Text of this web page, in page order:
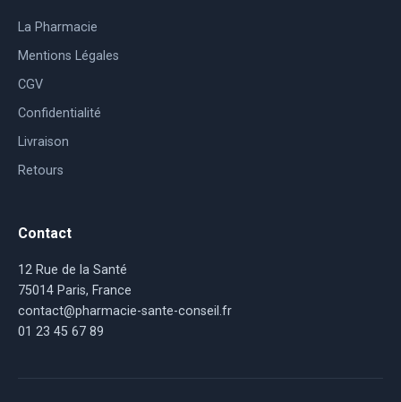
La Pharmacie
Mentions Légales
CGV
Confidentialité
Livraison
Retours
Contact
12 Rue de la Santé
75014 Paris, France
contact@pharmacie-sante-conseil.fr
01 23 45 67 89